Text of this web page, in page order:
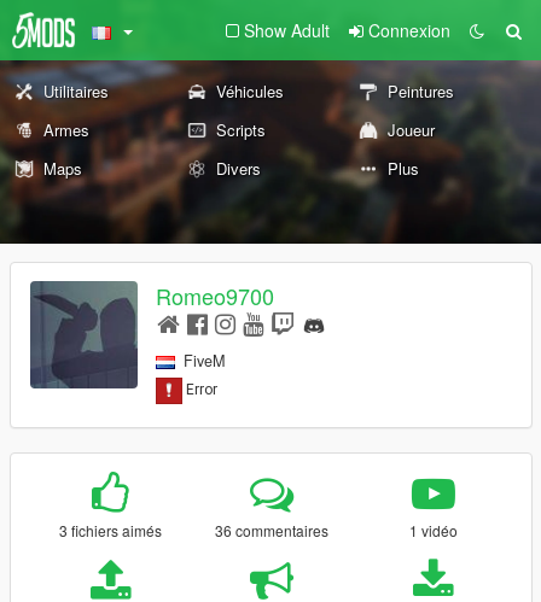
Show Adult Connexion
Utilitaires Véhicules
Peintures
Armes
Scripts
Joueur
Maps
Divers Plus
Romeo9700
FiveM
3 fichiers aimés 36 commentaires 1 vidéo